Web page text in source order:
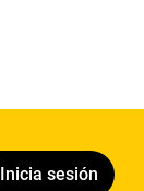
Inicia sesión